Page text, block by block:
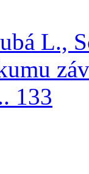
L.,
133